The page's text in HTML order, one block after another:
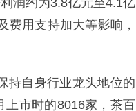
润约为3.8亿元至4.1亿
费用支持加大等影响，
持自身行业龙头地位的
上市时的8016家，茶百